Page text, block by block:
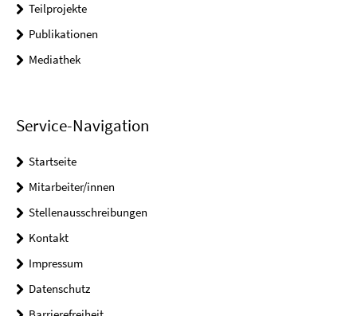
Teilprojekte
Publikationen
Mediathek
Service-Navigation
Startseite
Mitarbeiter/innen
Stellenausschreibungen
Kontakt
Impressum
Datenschutz